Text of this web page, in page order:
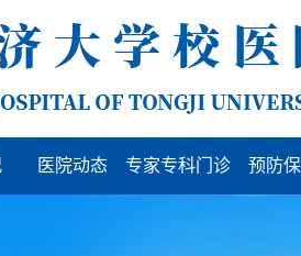
医院动态 专家专科门诊 预防